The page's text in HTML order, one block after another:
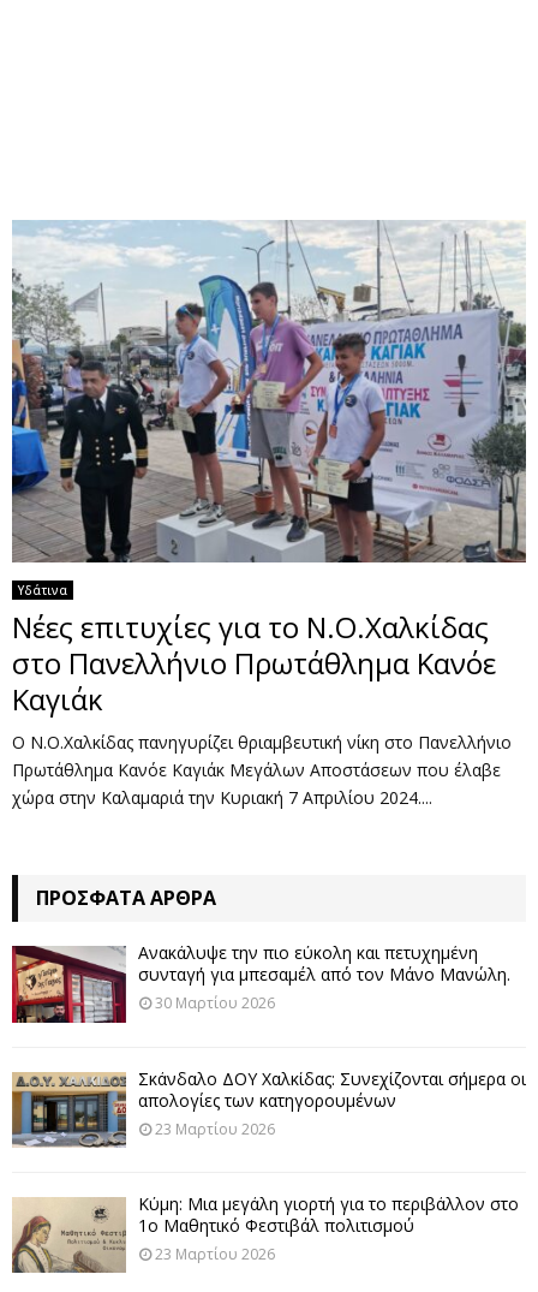
U
Υδάτινα
Νέες επιτυχίες για το Ν.Ο.Χαλκίδας
στο Πανελλήνιο Πρωτάθλημα Κανόε
Καγιάκ
Ο Ν.Ο.Χαλκίδας πανηγυρίζει θριαμβευτική νίκη στο Πανελλήνιο
Πρωτάθλημα Κανόε Καγιάκ Μεγάλων Αποστάσεων που έλαβε
χώρα στην Καλαμαριά την Κυριακή 7 Απριλίου 2024....
ΠΡΌΣΦΑΤΑ ΆΡΘΡΑ
Ανακάλυψε την πιο εύκολη και πετυχημένη
συνταγή για μπεσαμέλ από τον Μάνο Μανώλη.
30 Μαρτίου 2026
Σκάνδαλο ΔΟΥ Χαλκίδας: Συνεχίζονται σήμερα οι
απολογίες των κατηγορουμένων
23 Μαρτίου 2026
Κύμη: Μια μεγάλη γιορτή για το περιβάλλον στο
1ο Μαθητικό Φεστιβάλ πολιτισμού
23 Μαρτίου 2026